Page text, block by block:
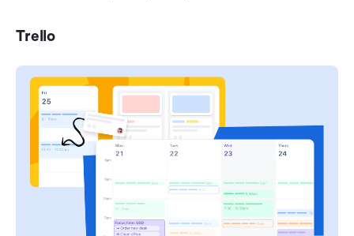
Trello